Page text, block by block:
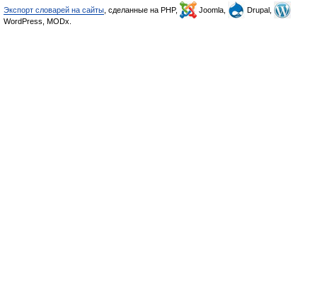
Экспорт словарей на сайты , сделанные на PHP, Joomla,
Drupal,
WordPress, MODx.